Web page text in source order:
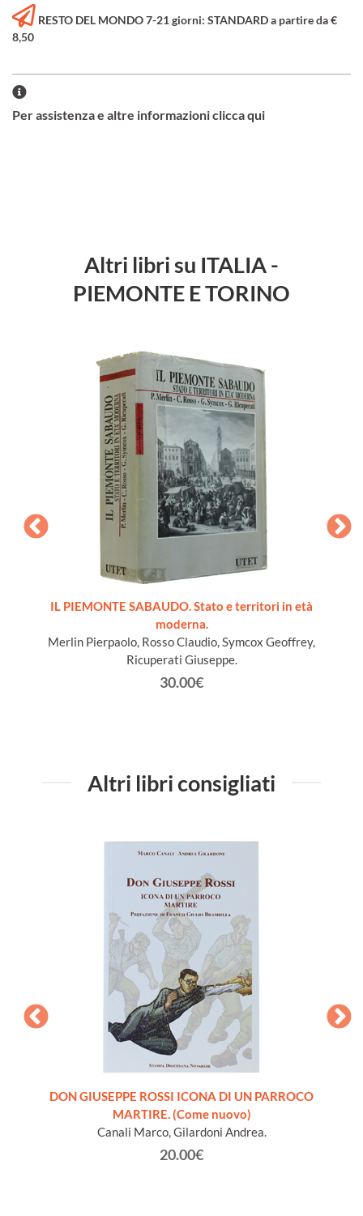
RESTO DEL MONDO 7-21 giorni: STANDARD a partire da €
8,50
Per assistenza e altre informazioni clicca qui
Altri libri su ITALIA -
PIEMONTE E TORINO
IL PIEMONTE SABAUDO. Stato e territori in età
moderna.
Merlin Pierpaolo, Rosso Claudio, Symcox Geoffrey,
Ricuperati Giuseppe.
30.00€
Altri libri consigliati
DON GIUSEPPE ROSSI ICONA DI UN PARROCO
MARTIRE. (Come nuovo)
Canali Marco, Gilardoni Andrea.
20.00€